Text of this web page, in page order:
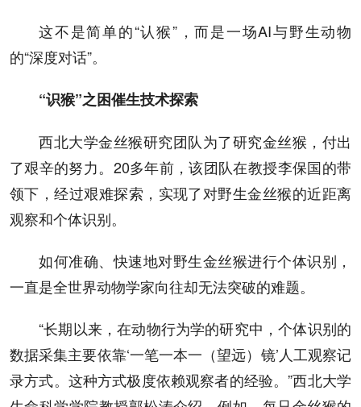
这不是简单的“认猴”，而是一场AI与野生动物
的“深度对话”。
“识猴”之困催生技术探索
西北大学金丝猴研究团队为了研究金丝猴，付出
了艰辛的努力。20多年前，该团队在教授李保国的带
领下，经过艰难探索，实现了对野生金丝猴的近距离
观察和个体识别。
如何准确、快速地对野生金丝猴进行个体识别，
一直是全世界动物学家向往却无法突破的难题。
“长期以来，在动物行为学的研究中，个体识别的
数据采集主要依靠‘一笔一本一（望远）镜’人工观察记
录方式。这种方式极度依赖观察者的经验。”西北大学